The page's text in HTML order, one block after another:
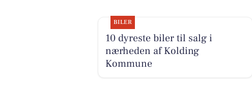
BILER
10 dyreste biler til salg i
nærheden af Kolding
Kommune